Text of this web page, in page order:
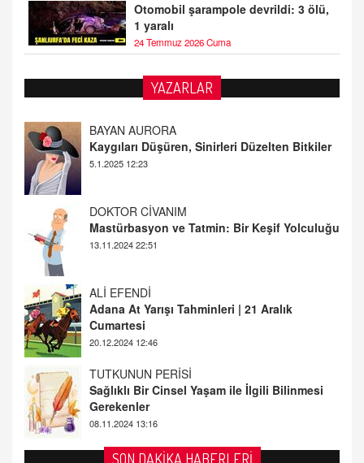
Otomobil şarampole devrildi: 3 ölü,
1 yaralı
24 Temmuz 2026 Cuma
YAZARLAR
DOKTOR CİVANIM
Mastürbasyon ve Tatmin: Bir Keşif Yolculuğu
13.11.2024 22:51
ALİ EFENDİ
Adana At Yarışı Tahminleri | 21 Aralık
Cumartesi
TUTKUNUN PERİSİ
Sağlıklı Bir Cinsel Yaşam ile İlgili Bilinmesi
Gerekenler
08.11.2024 13:16
FARUK ÖNALAN
Tezkere Onaylanmasaydı…
2 Kasım 2021 Salı 00:11
AV. DOĞAN CAN DOĞAN
SON DAKİKA HABERLERİ